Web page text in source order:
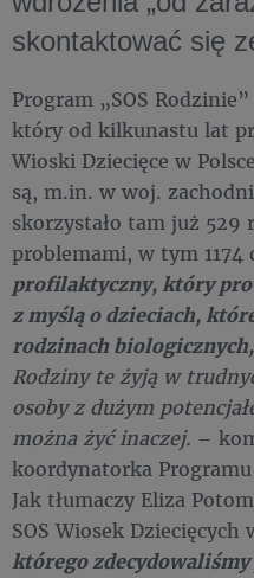
skontaktować się
Program „SOS
który od kilkunastu lat
Wioski Dziecięce w
są, m.in. w woj.
skorzystało tam już 529
problemami, w tym 1174
profilaktyczny, który
z myślą o dzieciach,
rodzinach
Rodziny te żyją w
osoby z dużym
można żyć inaczej. ­–
koordynatorka
Jak tłumaczy Eliza
SOS Wiosek
którego